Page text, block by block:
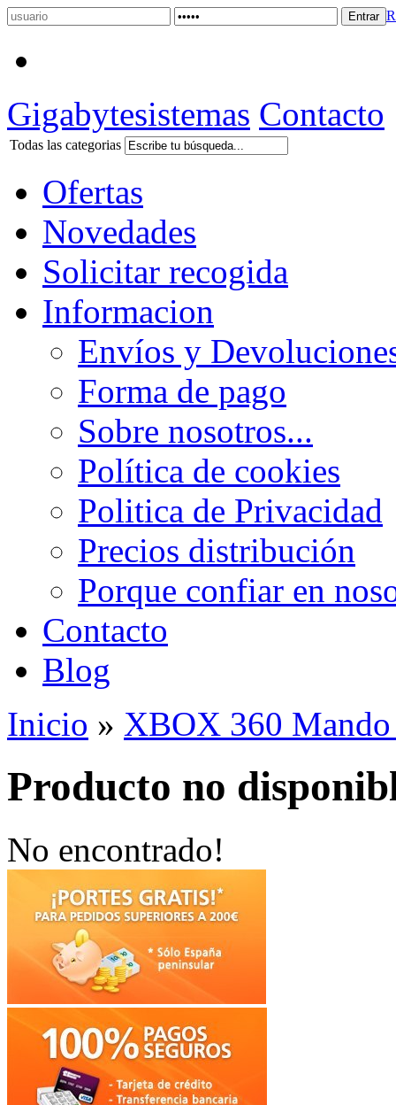
Gigabytesistemas Contacto
Todas las categorias
Ofertas
Novedades
Solicitar recogida
Informacion
Envíos y
Forma de pago
Sobre nosotros...
Política de cookies
Politica de Privacidad
Precios distribución
Porque confiar en
Contacto
Blog
Inicio » XBOX 360
Producto no
No encontrado!